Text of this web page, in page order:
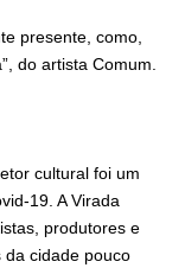
presente, como,
do artista Comum.
cultural foi um
19. A Virada
produtores e
da cidade pouco